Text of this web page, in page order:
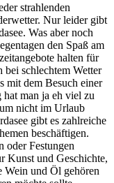
strahlenden
Nur leider gibt
Was aber noch
den Spaß am
halten für
bei schlechtem Wetter
mit dem Besuch einer
man ja eh viel zu
nicht im Urlaub
gibt es zahlreiche
beschäftigen.
oder Festungen
Kunst und Geschichte,
Wein und Öl gehören